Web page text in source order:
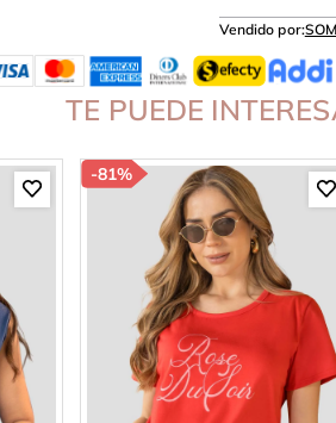
Vendido por:
TE PUEDE
-81%